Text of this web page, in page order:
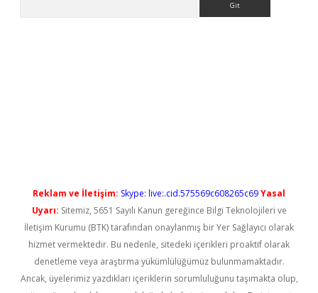
Reklam ve İletişim: Skype: live:.cid.575569c608265c69Yasal
Uyarı: Sitemiz, 5651 Sayılı Kanun gereğince Bilgi Teknolojileri ve
İletişim Kurumu (BTK) tarafından onaylanmış bir Yer Sağlayıcı olarak
hizmet vermektedir. Bu nedenle, sitedeki içerikleri proaktif olarak
denetleme veya araştırma yükümlülüğümüz bulunmamaktadır.
Ancak, üyelerimiz yazdıkları içeriklerin sorumluluğunu taşımakta olup,